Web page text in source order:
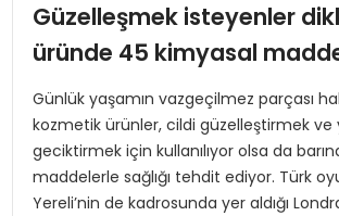
TANYER YAPI ZEMIN
BÜYÜTTÜ
TOROSLAR’DA PAZAR GERGİNLİĞİ!
Güzelleşmek isteyenler
üründe 45 kimyasal
Günlük yaşamın vazgeçilmez parçası
kozmetik ürünler, cildi güzelleştirmek ve
geciktirmek için kullanılıyor olsa da
maddelerle sağlığı tehdit ediyor. Türk
Yereli’nin de kadrosunda yer aldığı